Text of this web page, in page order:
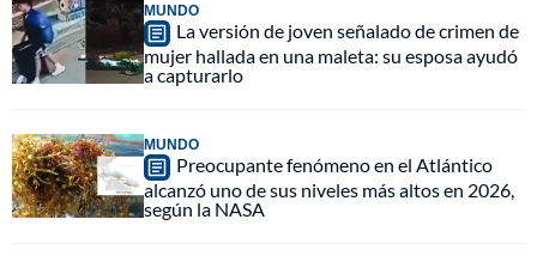
MUNDO
La versión de joven señalado de crimen de
mujer hallada en una maleta: su esposa ayudó
a capturarlo
MUNDO
Preocupante fenómeno en el Atlántico
alcanzó uno de sus niveles más altos en 2026,
según la NASA